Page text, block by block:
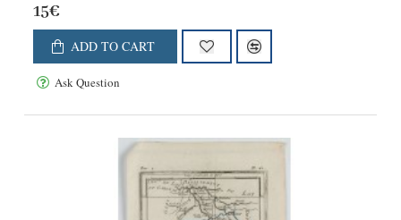
15€
ADD TO CART
Ask Question